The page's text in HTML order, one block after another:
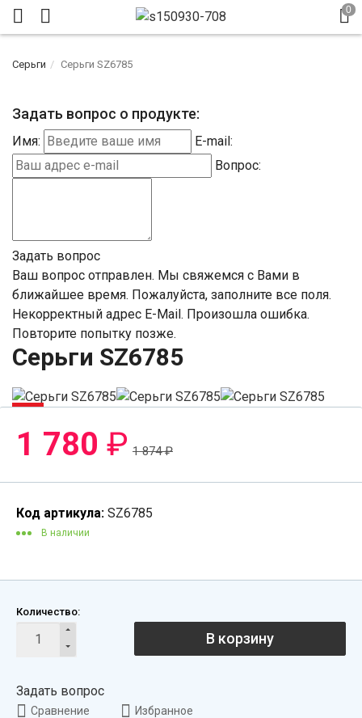
Серьги Серьги SZ6785
Задать вопрос о продукте:
Имя:
E-mail:
Вопрос:
Задать вопрос
Ваш вопрос отправлен. Мы свяжемся с Вами в
ближайшее время. Пожалуйста, заполните все поля.
Некорректный адрес E-Mail. Произошла ошибка.
Повторите попытку позже.
Серьги SZ6785
-6%
1 780 ₽ 1 874₽
Код артикула: SZ6785
В наличии
Количество:
В корзину
Задать вопрос
Сравнение Избранное